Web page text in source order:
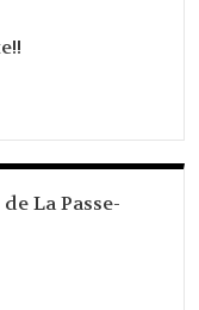
La Passe-